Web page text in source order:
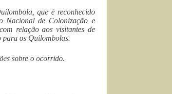
que é reconhecido
Nacional de Colonização e
relação aos visitantes de
para os Quilombolas.
sobre o ocorrido.